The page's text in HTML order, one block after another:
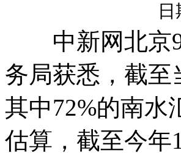
中新网北京9
务局获悉，截至
其中72%的南水
估算，截至今年